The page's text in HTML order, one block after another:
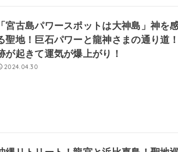
宮古島パワースポットは大神島」神を
聖地！巨石パワーと龍神さまの通り道
が起きて運気が爆上がり！
2024.04.30